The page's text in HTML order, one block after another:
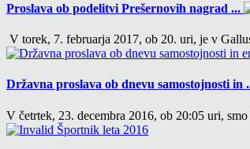
Proslava ob podelitvi Prešernovih nagrad ...
V torek, 7. februarja 2017, ob 20. uri, je v
Državna proslava ob dnevu samostojnosti in
V četrtek, 23. decembra 2016, ob 20:05 uri,